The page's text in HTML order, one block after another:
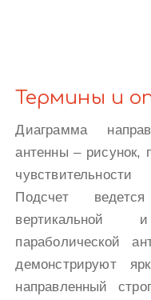
Термины и
Диаграмма
антенны – рисунок,
Подсчет
вертикальной
параболической
демонстрируют
направленный